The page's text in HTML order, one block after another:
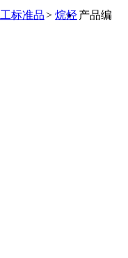
标准品> 烷烃产品编